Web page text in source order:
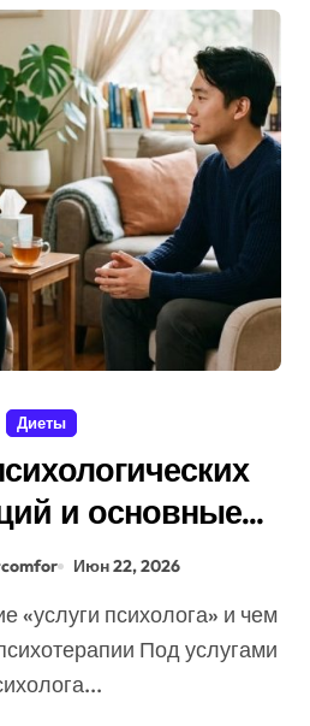
Диеты
и основные
помощи
Июн 22, 2026
Под услугами